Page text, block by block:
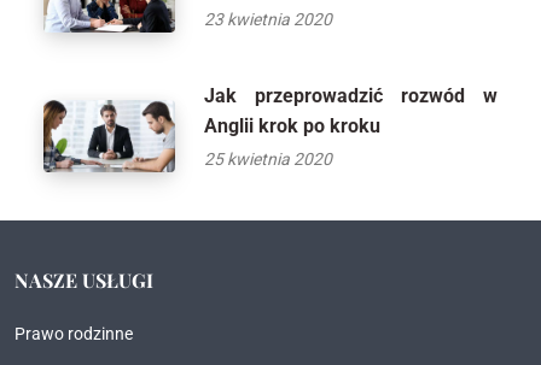
23 kwietnia 2020
Jak przeprowadzić rozwód w
Anglii krok po kroku
25 kwietnia 2020
NASZE USŁUGI
Prawo rodzinne